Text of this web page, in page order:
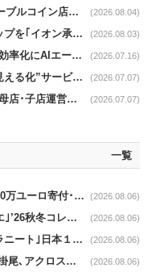
ローソンnews｜国内初･POSレジでステーブルコイン店頭決済実証実験を実施 (2026.08.04)
ダイエーnews｜9月からオンラインショップを｢イオン承りオンライン｣へ移行 (2026.08.03)
イオンフードスタイルnews｜店長業務の効率化にAIエージェント活用実験 (2026.07.16)
三菱食品news｜屋外広告の購買効果の“見える化”サービス開始 (2026.07.07)
西鉄ストアnews｜クラウドカメラ活用で母店･子店運営の効率化 (2026.07.07)
一覧
ファストリnews｜｢フランス山火事｣へ100万ユーロ寄付･衣料5万点も提供 (2026.08.06)
ユニクロnews｜｢コントワー･デ･コトニエ｣’26秋冬コレクション8/28発売 (2026.08.06)
イオンリテールnews｜北欧スタイル｢グラニート｣日本１号店を自由が丘に開業 (2026.08.06)
平和堂news｜9/18フーズマーケット富山掛尾､アクロスプラザ内に出店 (2026.08.06)